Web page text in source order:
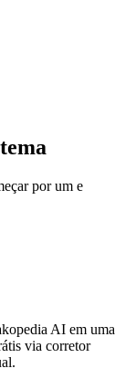
por um e
AI em uma
via corretor